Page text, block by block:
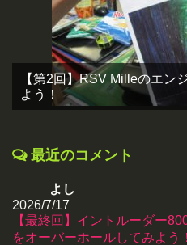
【第2回】RSV Milleのエン
よう！
最近のコメント
よし
2026/7/17
【最終回】イントルーダー
をオーバーホールしてみよう！